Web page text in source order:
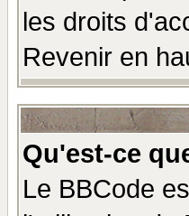
les droits
Revenir en
Qu'est-ce
Le BBCode